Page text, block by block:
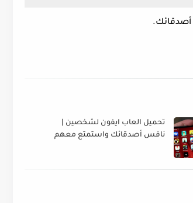
أصدقائك.
تحميل العاب ايفون لشخصين |
نافس أصدقائك واستمتع معهم